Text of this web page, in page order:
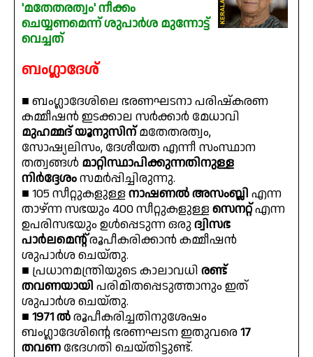
'മതേതരത്വം' നീക്കം
ചെയ്യണമെന്ന് ശുപാർശ മുന്നോട്ട്
വെച്ചത്
ബംഗ്ലാദേശ്
■ ബംഗ്ലാദേശിലെ ഭരണഘടനാ പരിഷ്കരണ
കമ്മീഷൻ ഇടക്കാല സർക്കാർ മേധാവി
മുഹമ്മദ് യൂനുസിന്മതേതരത്വം,
സോഷ്യലിസം, ദേശീയത എന്നീ സംസ്ഥാന
തത്വങ്ങൾ മാറ്റിസ്ഥാപിക്കുന്നതിനുള്ള
നിർദ്ദേശംസമർപ്പിച്ചിരുന്നു.
■ 105 സീറ്റുകളുള്ള നാഷണൽ അസംബ്ലി എന്ന
താഴ്ന്ന സഭയും 400 സീറ്റുകളുള്ള സെനറ്റ്എന്ന
ഉപരിസഭയും ഉൾപ്പെടുന്ന ഒരു ദ്വിസഭ
പാർലമെന്റ്രൂപീകരിക്കാൻ കമ്മീഷൻ
ശുപാർശ ചെയ്തു.
■ പ്രധാനമന്ത്രിയുടെ കാലാവധി രണ്ട്
തവണയായി പരിമിതപ്പെടുത്താനും ഇത്
ശുപാർശ ചെയ്തു.
■ 1971 ൽരൂപീകരിച്ചതിനുശേഷം
ബംഗ്ലാദേശിന്റെ ഭരണഘടന ഇതുവരെ17
തവണ ഭേദഗതി ചെയ്തിട്ടുണ്ട്.